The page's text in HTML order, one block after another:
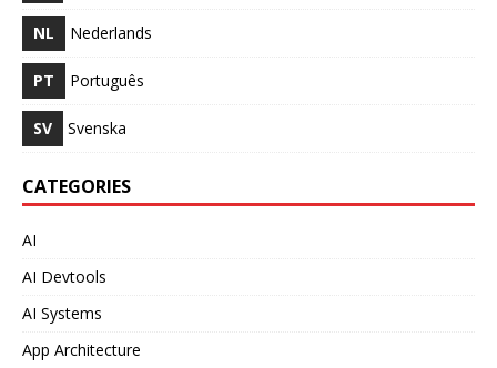
NL Nederlands
PT Português
SV Svenska
CATEGORIES
AI
AI Devtools
AI Systems
App Architecture